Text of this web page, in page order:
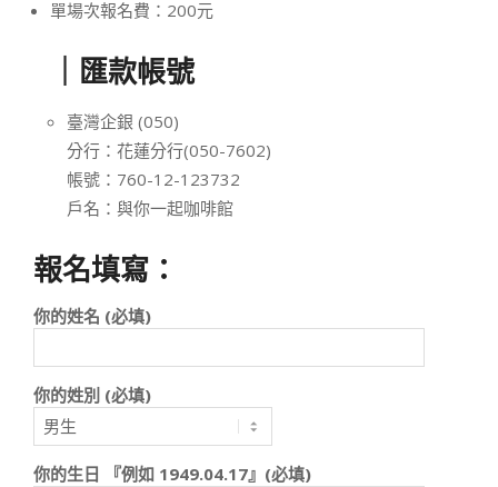
單場次報名費：200元
｜匯款帳號
臺灣企銀 (050)
分行：花蓮分行(050-7602)
帳號：760-12-123732
戶名：與你一起咖啡館
報名填寫：
你的姓名 (必填)
你的姓別 (必填)
你的生日 『例如 1949.04.17』(必填)